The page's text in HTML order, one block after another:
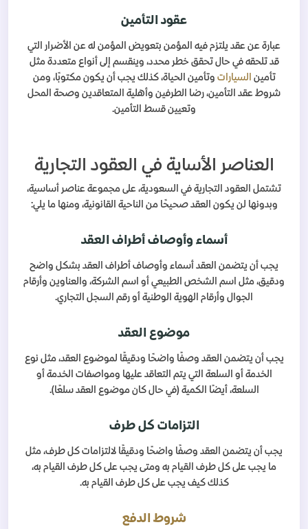
عقود التأمين
عبارة عن عقد يلتزم فيه المؤمن بتعويض المؤمن له عن الأضرار التي
قد تلحقه في حال تحقق خطر محدد، وينقسم إلى أنواع متعددة مثل
تأمين السيارات وتأمين الحياة، كذلك يجب أن يكون مكتوبًا، ومن
شروط عقد التأمين، رضا الطرفين وأهلية المتعاقدين وصحة المحل
وتعيين قسط التأمين.
العناصر الأساية في العقود التجارية
تشتمل العقود التجارية في السعودية، على مجموعة عناصر أساسية،
وبدونها لن يكون العقد صحيحًا من الناحية القانونية، ومنها ما يلي:
أسماء وأوصاف أطراف العقد
يجب أن يتضمن العقد أسماء وأوصاف أطراف العقد بشكل واضح
ودقيق، مثل اسم الشخص الطبيعي أو اسم الشركة، والعناوين وأرقام
الجوال وأرقام الهوية الوطنية أو رقم السجل التجاري.
موضوع العقد
يجب أن يتضمن العقد وصفًا واضحًا ودقيقًا لموضوع العقد، مثل نوع
الخدمة أو السلعة التي يتم التعاقد عليها ومواصفات الخدمة أو
السلعة، أيضًا الكمية (في حال كان موضوع العقد سلعًا).
التزامات كل طرف
يجب أن يتضمن العقد وصفًا واضحًا ودقيقًا لالتزامات كل طرف، مثل
ما يجب على كل طرف القيام به ومتى يجب على كل طرف القيام به،
كذلك كيف يجب على كل طرف القيام به.
شروط الدفع